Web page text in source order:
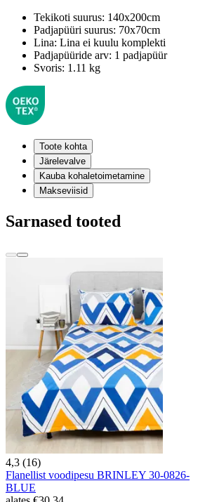
Tekikoti suurus: 140x200cm
Padjapüüri suurus: 70x70cm
Lina: Lina ei kuulu komplekti
Padjapüüride arv: 1 padjapüür
Svoris: 1.11 kg
Toote kohta
Järelevalve
Kauba kohaletoimetamine
Makseviisid
Sarnased tooted
4,3 (16)
Flanellist voodipesu BRINLEY 30-0826-
BLUE